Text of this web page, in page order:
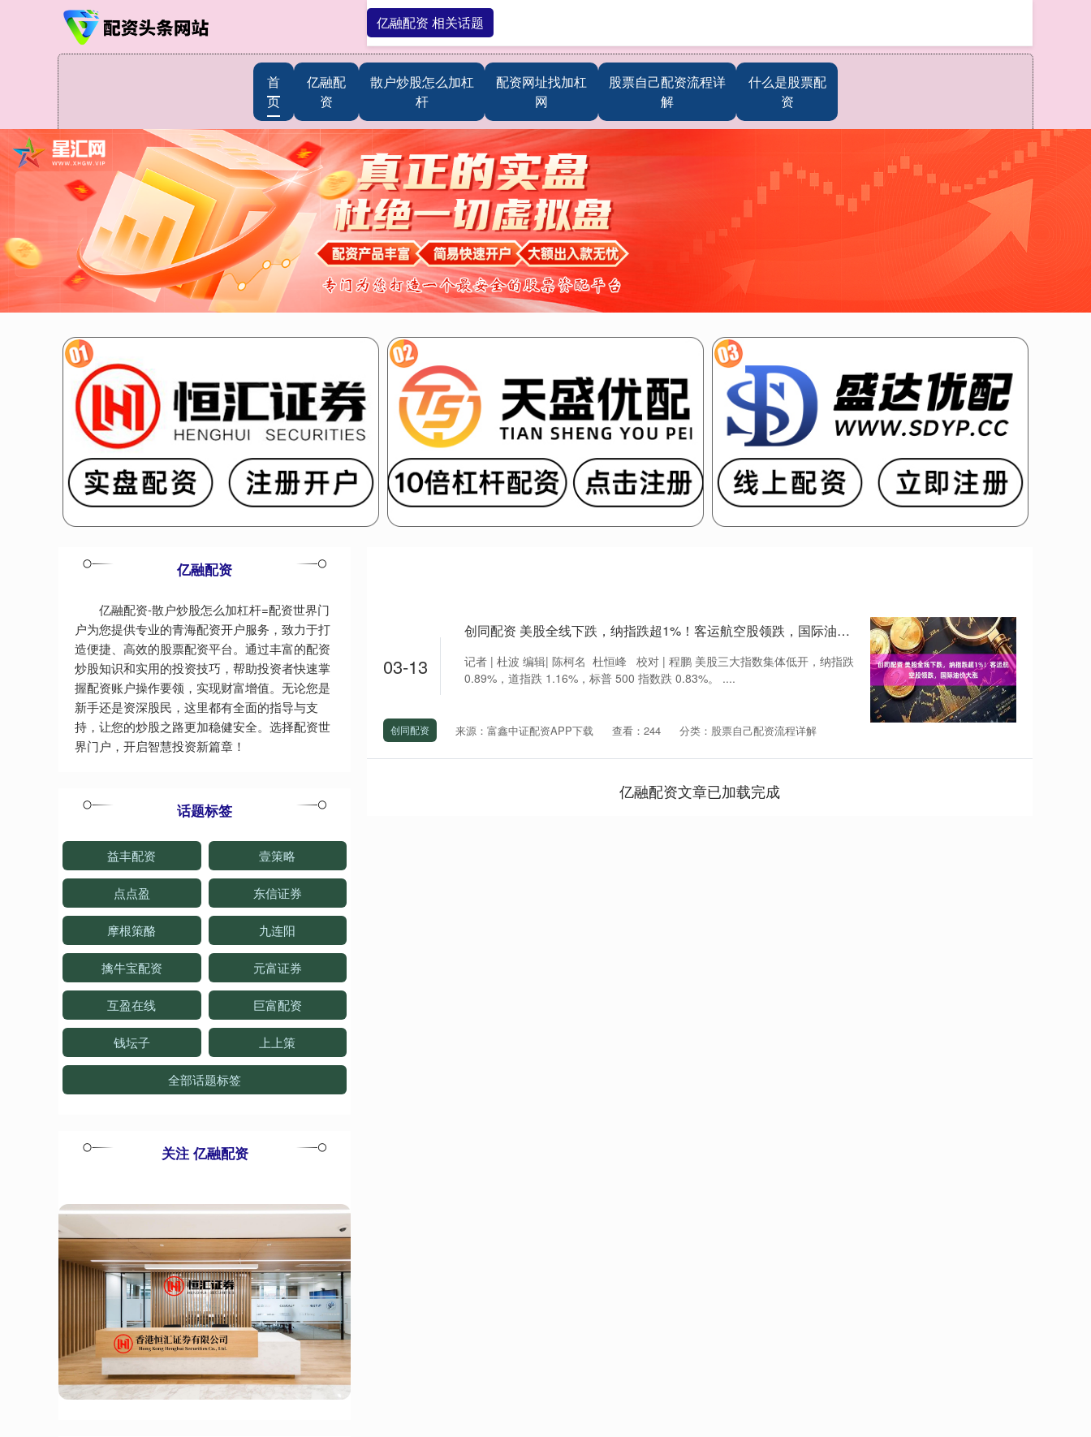
首
页
亿融配
资
散户炒股怎么加杠
杆
配资网址找加杠
网
股票自己配资流程详
解
什么是股票配
资
亿融配资 相关话题
03-13
创同配资 美股全线下跌，纳指跌超1%！客运航空股领跌，国际油价大涨
记者 | 杜波 编辑| 陈柯名 杜恒峰 校对 | 程鹏 美股三大指数集体低开，纳指跌
0.89%，道指跌 1.16%，标普 500 指数跌 0.83%。 ....
创同配资 来源：富鑫中证配资APP下载 查看：244 分类：股票自己配资流程详解
亿融配资文章已加载完成
亿融配资
亿融配资-散户炒股怎么加杠杆=配资世界门
户为您提供专业的青海配资开户服务，致力于打
造便捷、高效的股票配资平台。通过丰富的配资
炒股知识和实用的投资技巧，帮助投资者快速掌
握配资账户操作要领，实现财富增值。无论您是
新手还是资深股民，这里都有全面的指导与支
持，让您的炒股之路更加稳健安全。选择配资世
界门户，开启智慧投资新篇章！
话题标签
益丰配资 壹策略
点点盈 东信证券
摩根策酪 九连阳
擒牛宝配资 元富证券
互盈在线 巨富配资
钱坛子 上上策
全部话题标签
关注 亿融配资